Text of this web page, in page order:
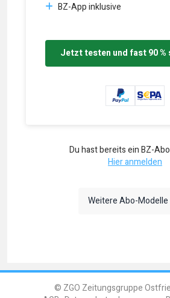
BZ-App inklusive
Jetzt testen und fast 90 %
Du hast bereits ein BZ-
Hier anmelden
Weitere Abo-Modelle
© ZGO Zeitungsgruppe